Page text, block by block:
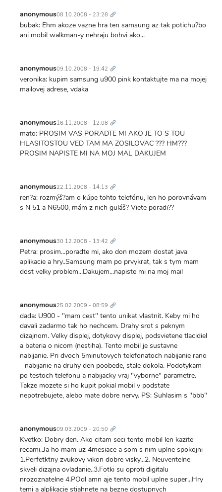
anonymous08.10.2008 - 23:28 odkaz
bubak: Ehm akoze vazne hra ten samsung az tak potichu?bo
ani mobil walkman-y nehraju bohvi ako...
anonymous09.10.2008 - 19:42 odkaz
veronika: kupim samsung u900 pink kontaktujte ma na mojej
mailovej adrese, vdaka
anonymous16.11.2008 - 12:08 odkaz
mato: PROSIM VAS PORADTE MI AKO JE TO S TOU
HLASITOSTOU VED TAM MA ZOSILOVAC ??? HM???
PROSIM NAPISTE MI NA MOJ MAL DAKUJEM
anonymous22.11.2008 - 14:13 odkaz
ren?a: rozmýš?am o kúpe tohto telefónu, len ho porovnávam
s N 51 a N6500, mám z nich guláš? Viete poradi??
anonymous30.12.2008 - 13:42 odkaz
Petra: prosim...poradte mi, ako don mozem dostat java
aplikacie a hry..Samsung mam po prvykrat, tak s tym mam
dost velky problem...Dakujem...napiste mi na moj mail
anonymous25.02.2009 - 08:59 odkaz
dada: U900 - "mam cest" tento unikat vlastnit. Keby mi ho
davali zadarmo tak ho nechcem. Drahy srot s peknym
dizajnom. Velky displej, dotykovy displej, podsvietene tlacidiel
a bateria o nicom (nestiha). Tento mobil je sustavne
nabijanie. Pri dvoch 5minutovych telefonatoch nabijanie rano
- nabijanie na druhy den poobede, stale dokola. Podotykam
po testoch telefonu a nabijacky vraj "vyborne" parametre.
Takze mozete si ho kupit pokial mobil v podstate
nepotrebujete, alebo mate dobre nervy. PS: Suhlasim s "bbb"
anonymous09.03.2009 - 20:50 odkaz
Kvetko: Dobry den. Ako citam seci tento mobil len kazite
recami..Ja ho mam uz 4mesiace a som s nim uplne spokojni
1.Perfetktny zvukovy vikon dobre visky...2. Neuveritelne
skveli dizajna ovladanie..3.Fotki su oproti digitalu
nrozoznatelne 4.POdl amn aje tento mobil uplne super...Hry
temi a alplikacie stiahnete na bezne dostupnych